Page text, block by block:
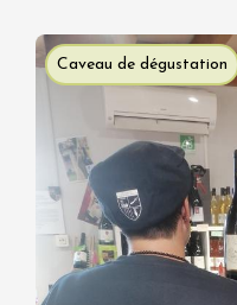
Caveau de dégustation